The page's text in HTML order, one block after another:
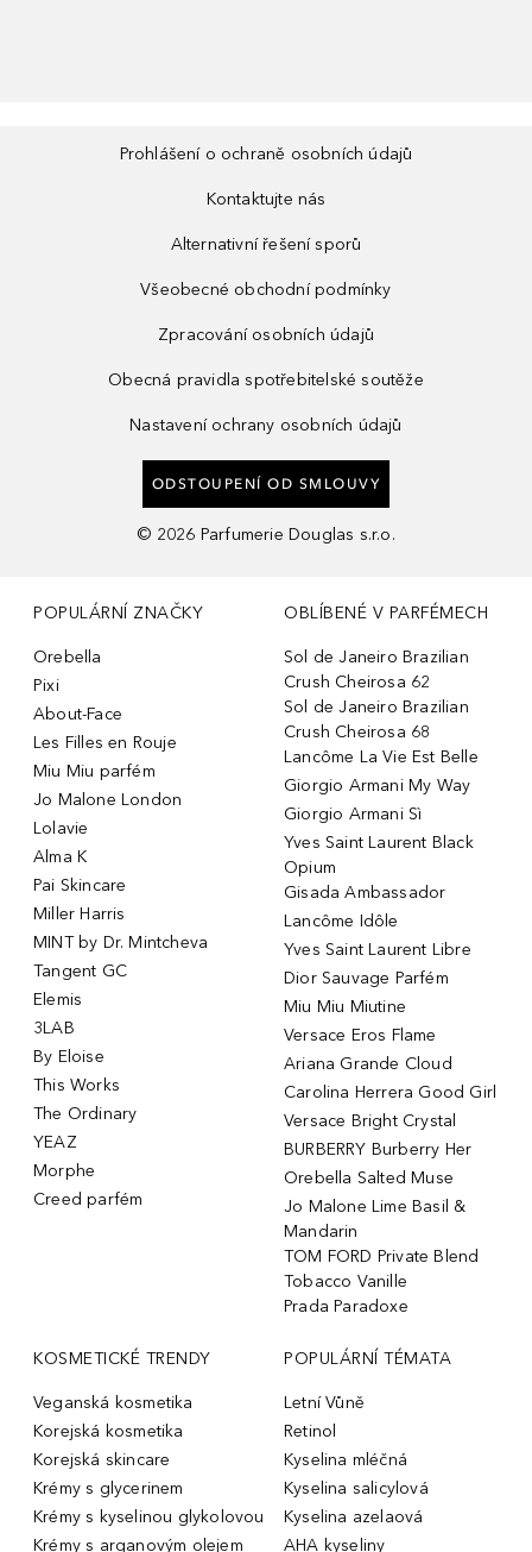
Prohlášení o ochraně osobních údajů
Kontaktujte nás
Alternativní řešení sporů
Všeobecné obchodní podmínky
Zpracování osobních údajů
Obecná pravidla spotřebitelské soutěže
Nastavení ochrany osobních údajů
ODSTOUPENÍ OD SMLOUVY
© 2026 Parfumerie Douglas s.r.o.
POPULÁRNÍ ZNAČKY
Orebella
Pixi
About-Face
Les Filles en Rouje
Miu Miu parfém
Jo Malone London
Lolavie
Alma K
Pai Skincare
Miller Harris
MINT by Dr. Mintcheva
Tangent GC
Elemis
3LAB
By Eloise
This Works
The Ordinary
YEAZ
Morphe
Creed parfém
OBLÍBENÉ V PARFÉMECH
Sol de Janeiro Brazilian
Crush Cheirosa 62
Sol de Janeiro Brazilian
Crush Cheirosa 68
Lancôme La Vie Est Belle
Giorgio Armani My Way
Giorgio Armani Sì
Yves Saint Laurent Black
Opium
Gisada Ambassador
Lancôme Idôle
Yves Saint Laurent Libre
Dior Sauvage Parfém
Miu Miu Miutine
Versace Eros Flame
Ariana Grande Cloud
Carolina Herrera Good Girl
Versace Bright Crystal
BURBERRY Burberry Her
Orebella Salted Muse
Jo Malone Lime Basil &
Mandarin
TOM FORD Private Blend
Tobacco Vanille
Prada Paradoxe
KOSMETICKÉ TRENDY
Veganská kosmetika
Korejská kosmetika
Korejská skincare
Krémy s glycerinem
Krémy s kyselinou glykolovou
Krémy s arganovým olejem
POPULÁRNÍ TÉMATA
Letní Vůně
Retinol
Kyselina mléčná
Kyselina salicylová
Kyselina azelaová
AHA kyseliny